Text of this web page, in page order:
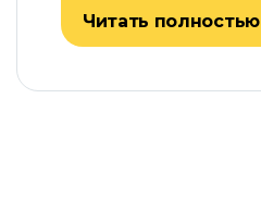
Читать полностью